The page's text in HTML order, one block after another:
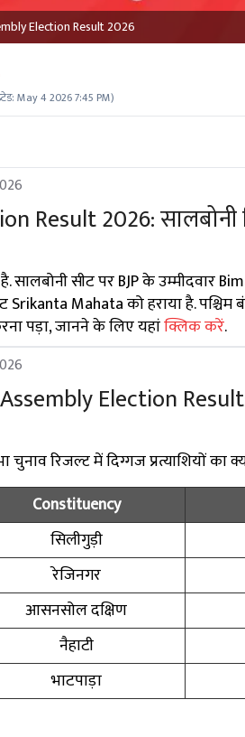
Election Result 2026
May 4 2026 7:45 PM)
Result 2026: सालबोनी
सालबोनी सीट पर BJP के उम्मीदवार
Srikanta Mahata को हराया है.
पड़ा, जानने के लिए यहांक्लिक करें.
Election
चुनाव रिजल्ट में दिग्गज प्रत्याशियों
Constituency
सिलीगुड़ी
रेजिनगर
आसनसोल दक्षिण
नैहाटी
भाटपाड़ा